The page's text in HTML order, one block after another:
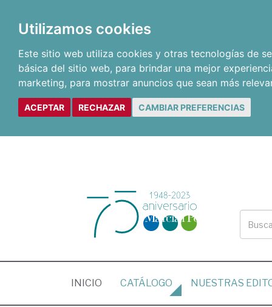
Utilizamos cookies
Este sitio web utiliza cookies y otras tecnologías de
básica del sitio web, para brindar una mejor
marketing, para mostrar anuncios que sean más
ACEPTAR RECHAZAR CAMBIAR PREFERENCIAS
INICIO (CURRENT)
CATÁLOGO NUESTRAS